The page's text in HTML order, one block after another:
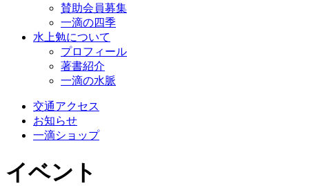
賛助会員募集
一滴の四季
水上勉について
プロフィール
著書紹介
一滴の水脈
交通アクセス
お知らせ
一滴ショップ
イベント